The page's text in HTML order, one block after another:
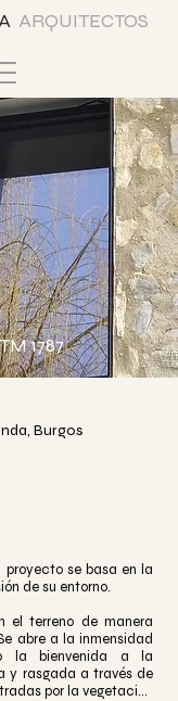
ARQUITECTOS
1787
Burgos
se basa en la
de su entorno.
el terreno de manera
abre a la inmensidad
la bienvenida a la
y rasgada a través de
por la vegetación